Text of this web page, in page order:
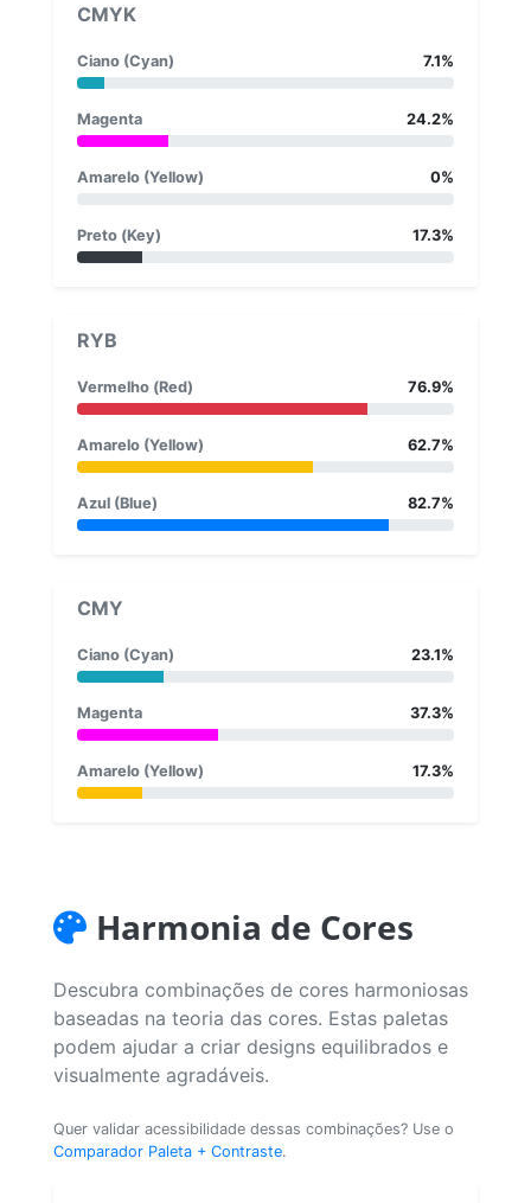
CMYK
Ciano (Cyan) 7.1%
Magenta 24.2%
Amarelo (Yellow) 0%
Preto (Key) 17.3%
RYB
Vermelho (Red) 76.9%
Amarelo (Yellow) 62.7%
Azul (Blue) 82.7%
CMY
Ciano (Cyan) 23.1%
Magenta 37.3%
Amarelo (Yellow) 17.3%
Harmonia de Cores
Descubra combinações de cores harmoniosas
baseadas na teoria das cores. Estas paletas
podem ajudar a criar designs equilibrados e
visualmente agradáveis.
Quer validar acessibilidade dessas combinações? Use o
Comparador Paleta + Contraste.